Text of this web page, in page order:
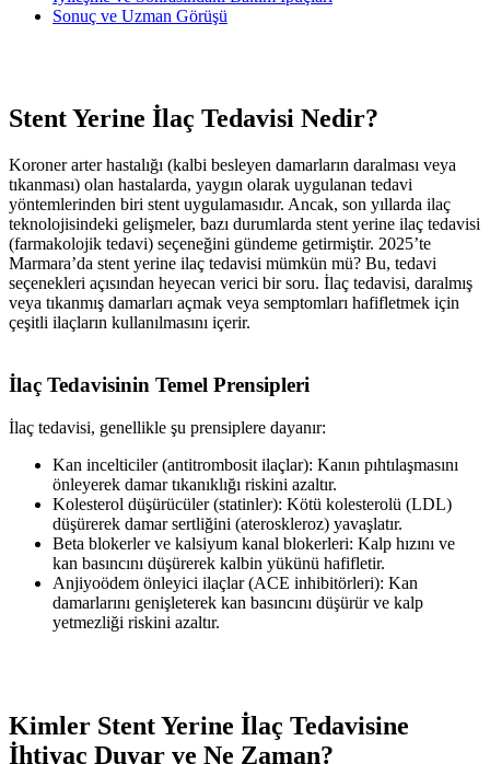
Sonuç ve Uzman Görüşü
Stent Yerine İlaç Tedavisi Nedir?
Koroner arter hastalığı (kalbi besleyen damarların daralması veya
tıkanması) olan hastalarda, yaygın olarak uygulanan tedavi
yöntemlerinden biri stent uygulamasıdır. Ancak, son yıllarda ilaç
teknolojisindeki gelişmeler, bazı durumlarda stent yerine ilaç tedavisi
(farmakolojik tedavi) seçeneğini gündeme getirmiştir. 2025’te
Marmara’da stent yerine ilaç tedavisi mümkün mü? Bu, tedavi
seçenekleri açısından heyecan verici bir soru. İlaç tedavisi, daralmış
veya tıkanmış damarları açmak veya semptomları hafifletmek için
çeşitli ilaçların kullanılmasını içerir.
İlaç Tedavisinin Temel Prensipleri
İlaç tedavisi, genellikle şu prensiplere dayanır:
Kan incelticiler (antitrombosit ilaçlar): Kanın pıhtılaşmasını
önleyerek damar tıkanıklığı riskini azaltır.
Kolesterol düşürücüler (statinler): Kötü kolesterolü (LDL)
düşürerek damar sertliğini (ateroskleroz) yavaşlatır.
Beta blokerler ve kalsiyum kanal blokerleri: Kalp hızını ve
kan basıncını düşürerek kalbin yükünü hafifletir.
Anjiyoödem önleyici ilaçlar (ACE inhibitörleri): Kan
damarlarını genişleterek kan basıncını düşürür ve kalp
yetmezliği riskini azaltır.
Kimler Stent Yerine İlaç Tedavisine
İhtiyaç Duyar ve Ne Zaman?